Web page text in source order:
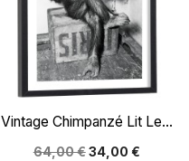
Vintage Chimpanzé Lit Le...
64,00 €34,00 €